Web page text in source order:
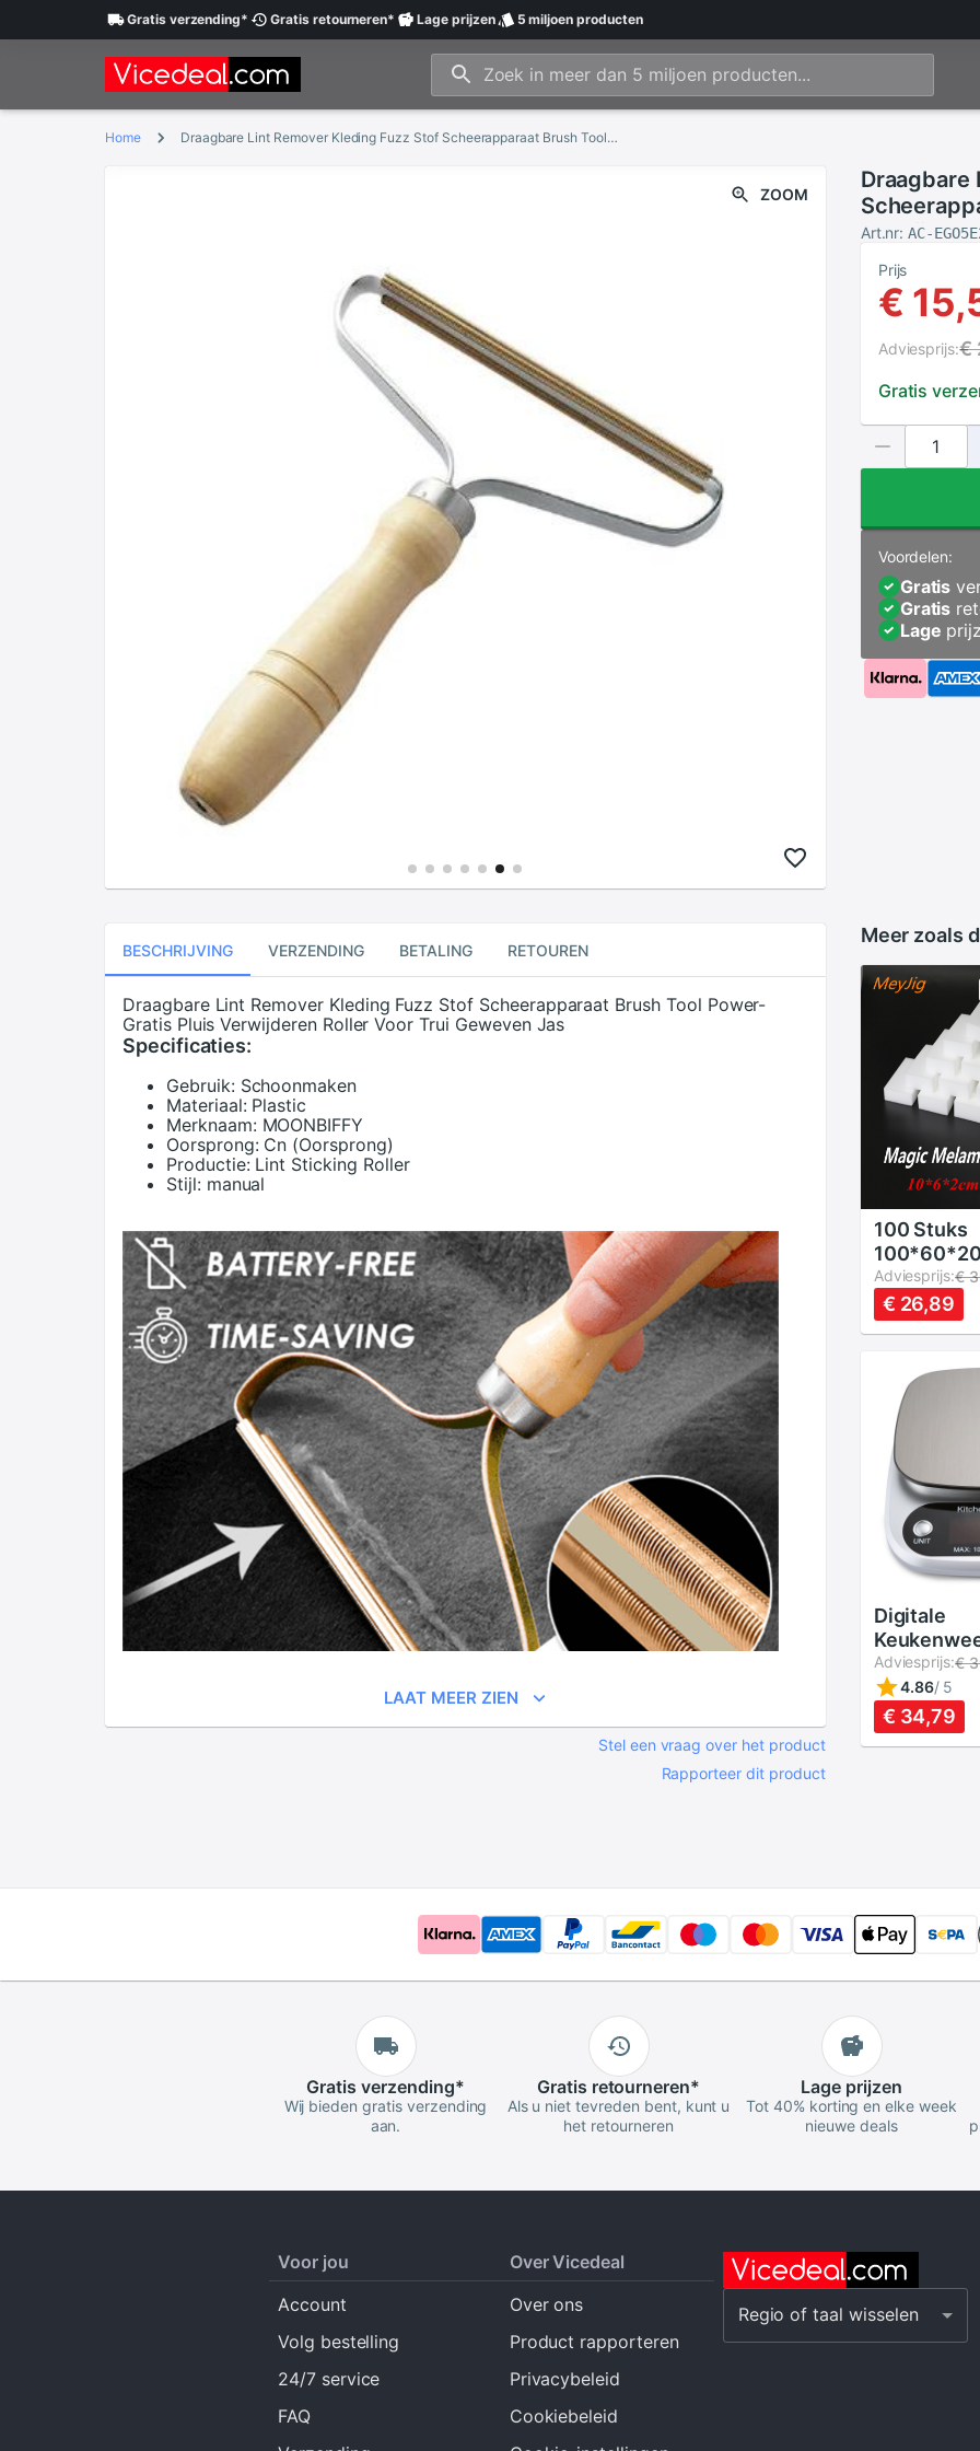
Gratisverzending* Gratisretourneren* Lageprijzen 5 miljoen producten
Home Draagbare Lint Remover Kleding Fuzz Stof Scheerapparaat Brush Tool Power-Gratis Pluis Verwijderen Roller Voor Trui Geweven Jas
ZOOM
Draagbare
Art.nr:AC-
Prijs
€
Gratis
Adviesprijs:€
Voordelen:
Gratis
Gratis
Lage
BESCHRIJVING VERZENDING BETALING RETOUREN
Draagbare Lint Remover Kleding Fuzz Stof Scheerapparaat Brush Tool Power-
Gratis Pluis Verwijderen Roller Voor Trui Geweven Jas
Specificaties:
Gebruik: Schoonmaken
Materiaal: Plastic
Merknaam: MOONBIFFY
Oorsprong: Cn (Oorsprong)
Productie: Lint Sticking Roller
Stijl: manual
LAAT MEER ZIEN
Stel een vraag over het product
Rapporteer dit product
Meer zoals
100 Stuks
Melamine
Magische
Voor
Cleaning
Adviesprijs:€
€ 26,89
Digitale
10Kg
Weegschaal
Adviesprijs:€
4.86/ 5
€ 34,79
Gratis verzending*
Wij bieden gratis verzending
aan.
Gratis retourneren*
Als u niet tevreden bent, kunt u
het retourneren
Lage prijzen
Tot 40% korting en elke week
nieuwe deals
Voor jou
Account
Volg bestelling
24/7 service
FAQ
Over Vicedeal
Over ons
Product rapporteren
Privacybeleid
Cookiebeleid
Regio of taal wisselen